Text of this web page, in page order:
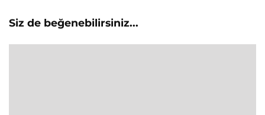
Siz de beğenebilirsiniz...